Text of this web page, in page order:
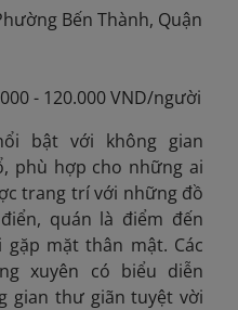
Bến Thành, Quận
- 120.000 VND/người
bật với không gian
phù hợp cho những ai
trang trí với những đồ
quán là điểm đến
mặt thân mật. Các
xuyên có biểu diễn
gian thư giãn tuyệt vời